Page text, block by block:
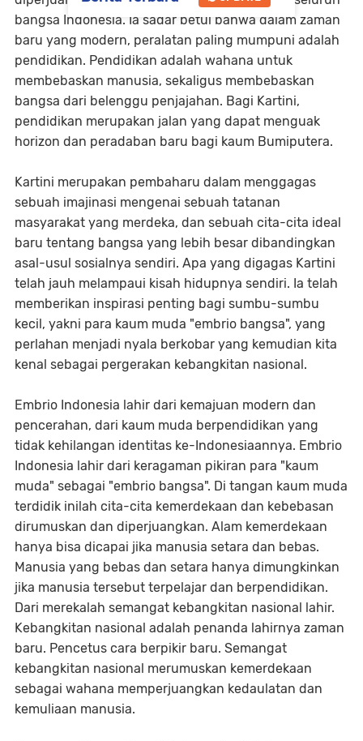
bangsa Indonesia. Ia sadar betul bahwa dalam zaman
baru yang modern, peralatan paling mumpuni adalah
pendidikan. Pendidikan adalah wahana untuk
membebaskan manusia, sekaligus membebaskan
bangsa dari belenggu penjajahan. Bagi Kartini,
pendidikan merupakan jalan yang dapat menguak
horizon dan peradaban baru bagi kaum Bumiputera.
Kartini merupakan pembaharu dalam menggagas
sebuah imajinasi mengenai sebuah tatanan
masyarakat yang merdeka, dan sebuah cita-cita ideal
baru tentang bangsa yang lebih besar dibandingkan
asal-usul sosialnya sendiri. Apa yang digagas Kartini
telah jauh melampaui kisah hidupnya sendiri. Ia telah
memberikan inspirasi penting bagi sumbu-sumbu
kecil, yakni para kaum muda "embrio bangsa", yang
perlahan menjadi nyala berkobar yang kemudian kita
kenal sebagai pergerakan kebangkitan nasional.
Embrio Indonesia lahir dari kemajuan modern dan
pencerahan, dari kaum muda berpendidikan yang
tidak kehilangan identitas ke-Indonesiaannya. Embrio
Indonesia lahir dari keragaman pikiran para "kaum
muda" sebagai "embrio bangsa". Di tangan kaum muda
terdidik inilah cita-cita kemerdekaan dan kebebasan
dirumuskan dan diperjuangkan. Alam kemerdekaan
hanya bisa dicapai jika manusia setara dan bebas.
Manusia yang bebas dan setara hanya dimungkinkan
jika manusia tersebut terpelajar dan berpendidikan.
Dari merekalah semangat kebangkitan nasional lahir.
Kebangkitan nasional adalah penanda lahirnya zaman
baru. Pencetus cara berpikir baru. Semangat
kebangkitan nasional merumuskan kemerdekaan
sebagai wahana memperjuangkan kedaulatan dan
kemuliaan manusia.